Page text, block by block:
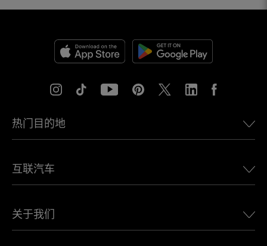
热门目的地
欧洲eSIM
加拿大eSIM
互联汽车
适用于 LandRover 的 Ubigi
关于我们